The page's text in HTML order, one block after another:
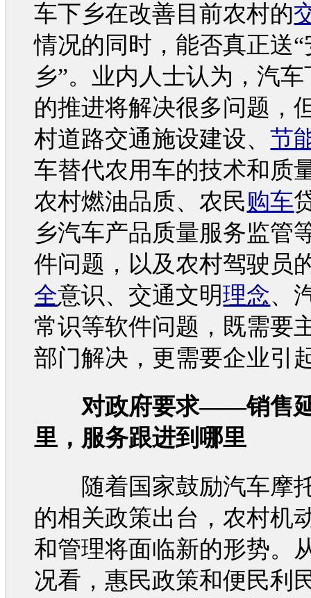
车下乡在改善目前农村的
情况的同时，能否真正送
乡”。业内人士认为，汽车
的推进将解决很多问题，
村道路交通施设建设、节
车替代农用车的技术和质
农村燃油品质、农民购车
乡汽车产品质量服务监管
件问题，以及农村驾驶员
全意识、 交通文明理念、
常识等软件问题，既需要
部门解决，更需要企业引
对政府要求——销售
里，服务跟进到哪里
随着国家鼓励汽车摩
的相关政策出台，农村机
和管理将面临新的形势。
况看，惠民政策和便民利